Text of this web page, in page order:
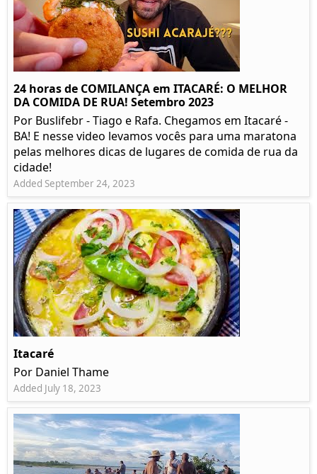
24 horas de COMILANÇA em ITACARÉ: O MELHOR
DA COMIDA DE RUA! Setembro 2023
Por Buslifebr - Tiago e Rafa. Chegamos em Itacaré -
BA! E nesse video levamos vocês para uma maratona
pelas melhores dicas de lugares de comida de rua da
cidade!
Added September 24, 2023
Itacaré
Por Daniel Thame
Added July 18, 2023